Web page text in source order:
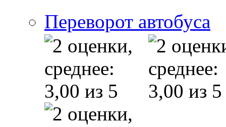
Переворот автобуса